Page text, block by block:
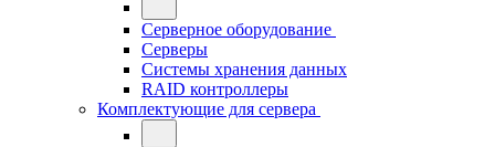
Серверное оборудование
Серверы
Системы хранения данных
RAID контроллеры
Комплектующие для сервера